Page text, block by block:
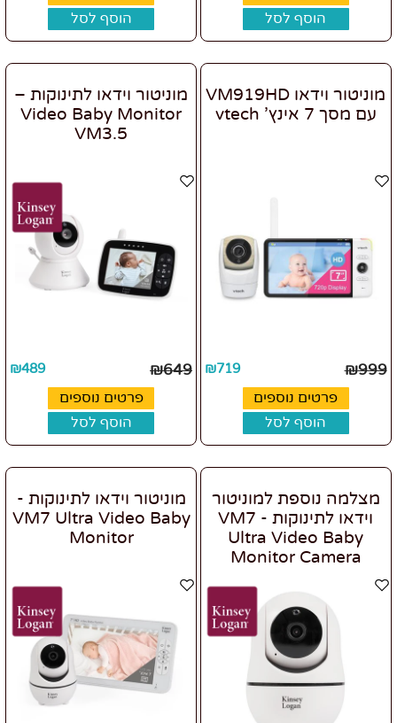
הוסף לסל
הוסף לסל
מוניטור וידאו VM919HD
עם מסך 7 אינץ' vtech
₪999
₪719
פרטים נוספים
הוסף לסל
מוניטור וידאו לתינוקות –
Video Baby Monitor
VM3.5
₪649
₪489
פרטים נוספים
הוסף לסל
מצלמה נוספת למוניטור
וידאו לתינוקות - VM7
Ultra Video Baby
Monitor Camera
מוניטור וידאו לתינוקות -
VM7 Ultra Video Baby
Monitor